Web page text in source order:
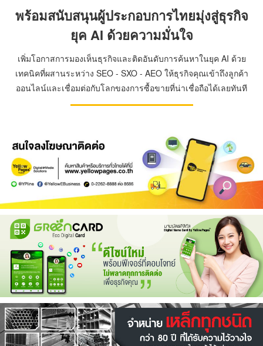
พร้อมสนับสนุนผู้ประกอบการไทยมุ่งสู่ธุรกิจ
ยุค AI ด้วยความมั่นใจ
เพิ่มโอกาสการมองเห็นธุรกิจและติดอันดับการค้นหาในยุค AI ด้วย
เทคนิคที่ผสานระหว่าง SEO - SXO - AEO ให้ธุรกิจคุณเข้าถึงลูกค้า
ออนไลน์และเชื่อมต่อกับโลกของการซื้อขายที่น่าเชื่อถือได้เลยทันที